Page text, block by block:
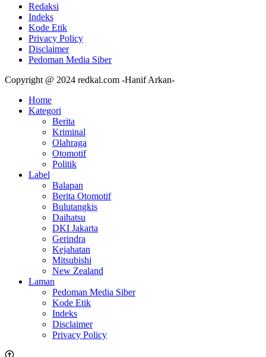
Redaksi
Indeks
Kode Etik
Privacy Policy
Disclaimer
Pedoman Media Siber
Copyright @ 2024 redkal.com -Hanif Arkan-
Home
Kategori
Berita
Kriminal
Olahraga
Otomotif
Politik
Label
Balapan
Berita Otomotif
Bulutangkis
Daihatsu
DKI Jakarta
Gerindra
Kejahatan
Mitsubishi
New Zealand
Laman
Pedoman Media Siber
Kode Etik
Indeks
Disclaimer
Privacy Policy